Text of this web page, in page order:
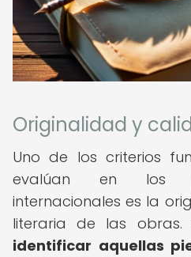
Originalidad y
Uno de los criterios
evalúan en los
internacionales es la
literaria de las obras.
identificar aquellas